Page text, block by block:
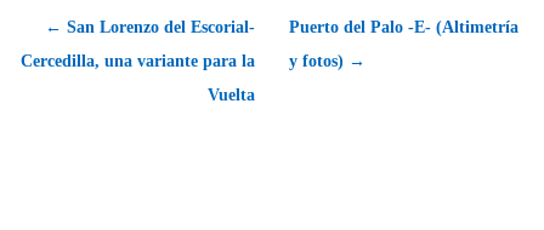
← San Lorenzo del Escorial-
Cercedilla, una variante para la
Vuelta
Puerto del Palo -E- (Altimetría
y fotos) →